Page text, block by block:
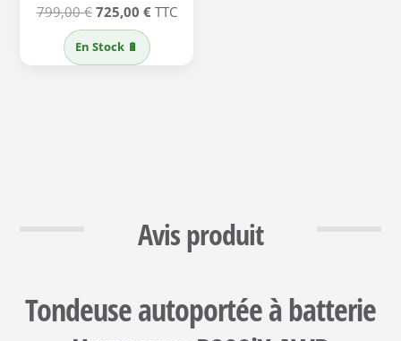
799,00€ Le
prix
initial
725,00 €Le
actuel
TTC
En Stock 🔋
Avis produit
Tondeuse autoportée à batterie